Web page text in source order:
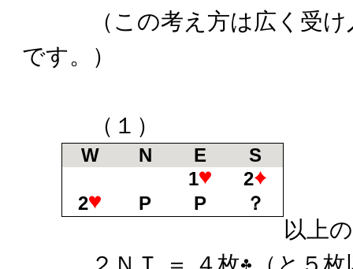
（この考え方は広く受け
です。）
（１）
W N E
S
1
2
2
P P ？
以上の